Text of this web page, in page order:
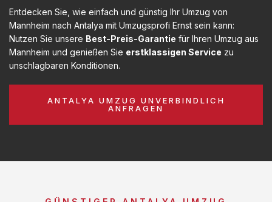
Entdecken Sie, wie einfach und günstig Ihr Umzug von
Mannheim nach Antalya mit Umzugsprofi Ernst sein kann:
Nutzen Sie unsere Best-Preis-Garantie für Ihren Umzug aus
Mannheim und genießen Sie erstklassigen Service zu
unschlagbaren Konditionen.
ANTALYA UMZUG UNVERBINDLICH
ANFRAGEN